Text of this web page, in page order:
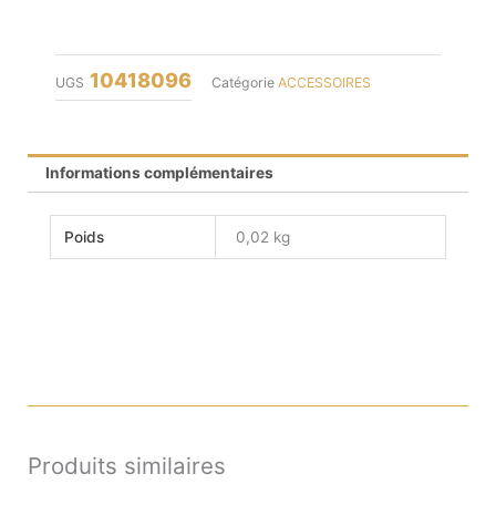
UGS 10418096 Catégorie ACCESSOIRES
Informations complémentaires
Poids 0,02 kg
Produits similaires